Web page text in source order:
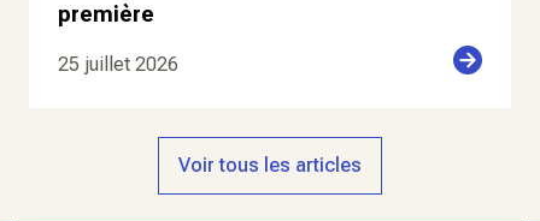
première
25 juillet 2026
Voir tous les articles